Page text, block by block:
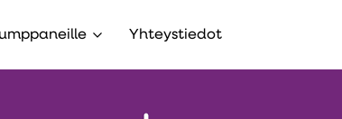
Avaa alavalikko
Yhteystiedot